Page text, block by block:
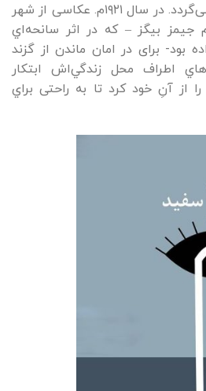
بعد از جنگ جهانی اول برمی‌گردد. در سال ۱۹۲۱م. عكاسی از شهر
جيمز بيگز – كه در اثر سانحه‌اي
بود- برای در امان ماندن از گزند
اطراف محل زندگي‌اش ابتكار
از آنِ خود كرد تا به راحتی براي